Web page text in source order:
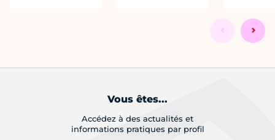
Vous êtes...
Accédez à des actualités et
informations pratiques par profil